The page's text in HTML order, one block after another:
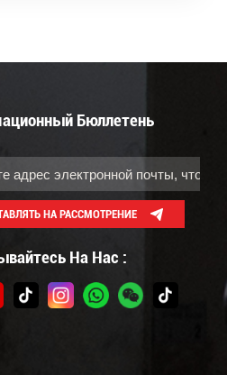
Бюллетень
НА РАССМОТРЕНИЕ
На Нас :